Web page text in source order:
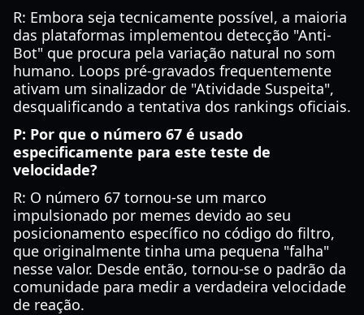
R: Embora seja tecnicamente possível, a maioria
das plataformas implementou detecção "Anti-
Bot" que procura pela variação natural no som
humano. Loops pré-gravados frequentemente
ativam um sinalizador de "Atividade Suspeita",
desqualificando a tentativa dos rankings oficiais.
P: Por que o número 67 é usado
especificamente para este teste de
velocidade?
R: O número 67 tornou-se um marco
impulsionado por memes devido ao seu
posicionamento específico no código do filtro,
que originalmente tinha uma pequena "falha"
nesse valor. Desde então, tornou-se o padrão da
comunidade para medir a verdadeira velocidade
de reação.